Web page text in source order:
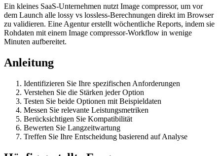
Ein kleines SaaS-Unternehmen nutzt Image compressor, um vor
dem Launch alle lossy vs lossless-Berechnungen direkt im Browser
zu validieren. Eine Agentur erstellt wöchentliche Reports, indem sie
Rohdaten mit einem Image compressor-Workflow in wenige
Minuten aufbereitet.
Anleitung
Identifizieren Sie Ihre spezifischen Anforderungen
Verstehen Sie die Stärken jeder Option
Testen Sie beide Optionen mit Beispieldaten
Messen Sie relevante Leistungsmetriken
Berücksichtigen Sie Kompatibilität
Bewerten Sie Langzeitwartung
Treffen Sie Ihre Entscheidung basierend auf Analyse